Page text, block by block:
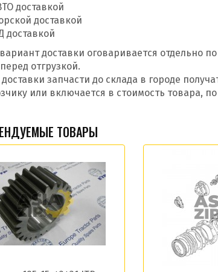
Даю согласие
доставкой
доставкой
доставкой
доставки оговаривается отдельно
отгрузкой.
запчасти до склада в городе
или включается в стоимость товара,
ТОВАРЫ